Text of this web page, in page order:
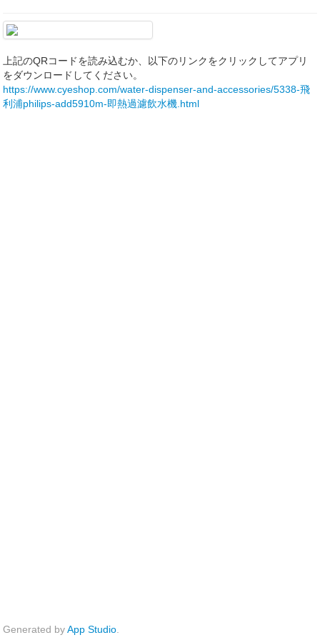
上記のQRコードを読み込むか、以下のリンクをクリックしてアプリ
をダウンロードしてください。
https://www.cyeshop.com/water-dispenser-and-accessories/5338-飛
利浦philips-add5910m-即熱過濾飲水機.html
Generated byApp Studio